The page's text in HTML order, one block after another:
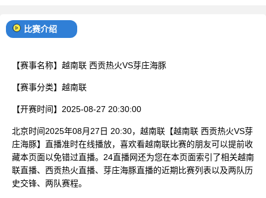
比赛介绍
【赛事名称】 越南联 西贡热火VS芽庄海豚
【赛事分类】 越南联
【开赛时间】 2025-08-27 20:30:00
北京时间2025年08月27日 20:30，越南联【越南联 西贡热火VS芽
庄海豚】直播准时在线播放，喜欢看越南联比赛的朋友可以提前收
藏本页面以免错过直播。24直播网还为您在本页面索引了相关越南
联直播、西贡热火直播、芽庄海豚直播的近期比赛列表以及两队历
史交锋、两队赛程。